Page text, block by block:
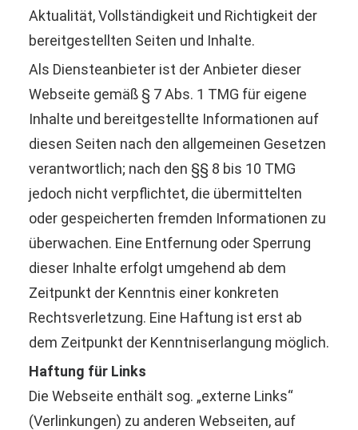
Aktualität, Vollständigkeit und Richtigkeit der
bereitgestellten Seiten und Inhalte.
Als Diensteanbieter ist der Anbieter dieser
Webseite gemäß § 7 Abs. 1 TMG für eigene
Inhalte und bereitgestellte Informationen auf
diesen Seiten nach den allgemeinen Gesetzen
verantwortlich; nach den §§ 8 bis 10 TMG
jedoch nicht verpflichtet, die übermittelten
oder gespeicherten fremden Informationen zu
überwachen. Eine Entfernung oder Sperrung
dieser Inhalte erfolgt umgehend ab dem
Zeitpunkt der Kenntnis einer konkreten
Rechtsverletzung. Eine Haftung ist erst ab
dem Zeitpunkt der Kenntniserlangung möglich.
Haftung für Links
Die Webseite enthält sog. „externe Links“
(Verlinkungen) zu anderen Webseiten, auf